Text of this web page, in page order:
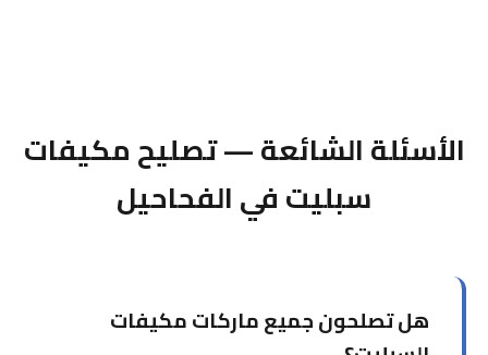
الأسئلة الشائعة — تصليح مكيفات
سبليت في الفحاحيل
هل تصلحون جميع ماركات مكيفات